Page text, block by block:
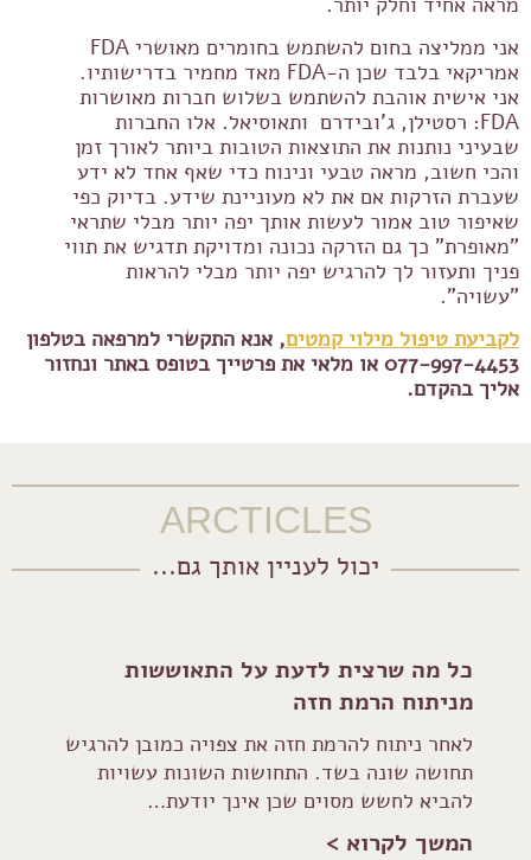
אני ממליצה בחום להשתמש בחומרים מאושרי FDA
אמריקאי בלבד שכן ה-FDA מאד מחמיר בדרישותיו.
אני אישית אוהבת להשתמש בשלוש חברות מאושרות
FDA: רסטילן, ג'ובידרם ותאוסיאל. אלו החברות
שבעיני נותנות את התוצאות הטובות ביותר לאורך זמן
והכי חשוב, מראה טבעי ונינוח כדי שאף אחד לא ידע
שעברת הזרקות אם את לא מעוניינת שידע. בדיוק כפי
שאיפור טוב אמור לעשות אותך יפה יותר מבלי שתראי
"מאופרת" כך גם הזרקה נכונה ומדויקת תדגיש את תווי
פניך ותעזור לך להרגיש יפה יותר מבלי להראות
"עשויה".
לקביעת טיפול מילוי קמטים, אנא התקשרי למרפאה בטלפון
077-997-4453 או מלאי את פרטייך בטופס באתר ונחזור
אליך בהקדם.
ARCTICLES
יכול לעניין אותך גם...
כל מה שרצית לדעת על התאוששות
מניתוח הרמת חזה
לאחר ניתוח להרמת חזה את צפויה כמובן להרגיש
תחושה שונה בשד. התחושות השונות עשויות
להביא לחשש מסוים שכן אינך יודעת…
המשך לקרוא >